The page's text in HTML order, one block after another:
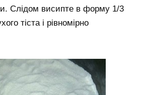
Слідом висипте в форму 1/3
тіста і рівномірно